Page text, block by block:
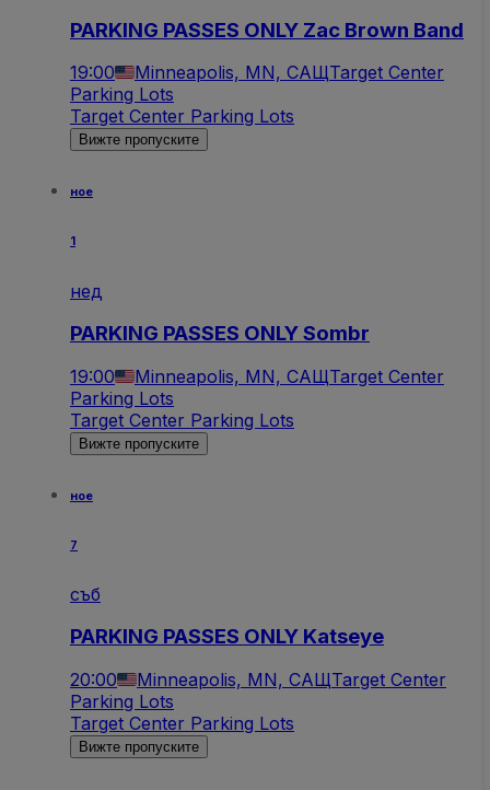
PARKING PASSES ONLY Zac Brown Band
19:00 Minneapolis, MN, САЩTarget Center
Parking Lots
Target Center Parking Lots
Вижте пропуските
ное
1
нед
PARKING PASSES ONLY Sombr
19:00 Minneapolis, MN, САЩTarget Center
Parking Lots
Target Center Parking Lots
Вижте пропуските
ное
7
съб
PARKING PASSES ONLY Katseye
20:00 Minneapolis, MN, САЩTarget Center
Parking Lots
Target Center Parking Lots
Вижте пропуските